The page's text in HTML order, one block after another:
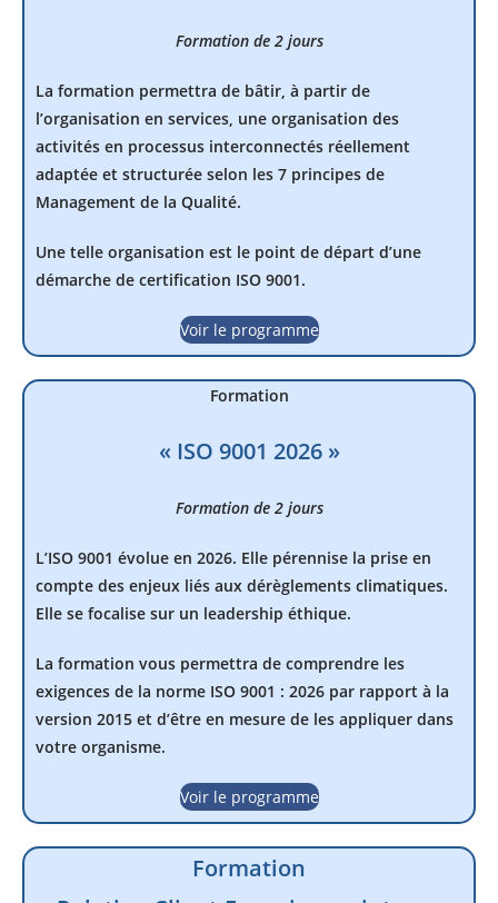
Formation de 2 jours
La formation permettra de bâtir, à partir de
l’organisation en services, une organisation des
activités en processus interconnectés réellement
adaptée et structurée selon les 7 principes de
Management de la Qualité.
Une telle organisation est le point de départ d’une
démarche de certification ISO 9001.
Voir le programme
Formation
« ISO 9001 2026 »
Formation de 2 jours
L’ISO 9001 évolue en 2026. Elle pérennise la prise en
compte des enjeux liés aux dérèglements climatiques.
Elle se focalise sur un leadership éthique.
La formation vous permettra de comprendre les
exigences de la norme ISO 9001 : 2026 par rapport à la
version 2015 et d’être en mesure de les appliquer dans
votre organisme.
Voir le programme
Formation